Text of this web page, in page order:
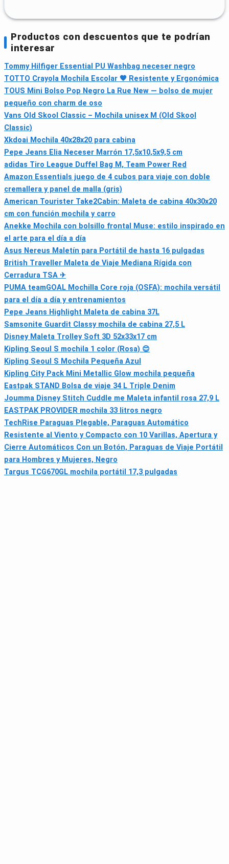
Productos con descuentos que te podrían
interesar
Tommy Hilfiger Essential PU Washbag neceser negro
TOTTO Crayola Mochila Escolar 🧡 Resistente y Ergonómica
TOUS Mini Bolso Pop Negro La Rue New — bolso de mujer
pequeño con charm de oso
Vans Old Skool Classic – Mochila unisex M (Old Skool
Classic)
Xkdoai Mochila 40x28x20 para cabina
Pepe Jeans Elia Neceser Marrón 17,5x10,5x9,5 cm
adidas Tiro League Duffel Bag M, Team Power Red
Amazon Essentials juego de 4 cubos para viaje con doble
cremallera y panel de malla (gris)
American Tourister Take2Cabin: Maleta de cabina 40x30x20
cm con función mochila y carro
Anekke Mochila con bolsillo frontal Muse: estilo inspirado en
el arte para el día a día
Asus Nereus Maletín para Portátil de hasta 16 pulgadas
British Traveller Maleta de Viaje Mediana Rígida con
Cerradura TSA ✈
PUMA teamGOAL Mochilla Core roja (OSFA): mochila versátil
para el día a día y entrenamientos
Pepe Jeans Highlight Maleta de cabina 37L
Samsonite Guardit Classy mochila de cabina 27,5 L
Disney Maleta Trolley Soft 3D 52x33x17 cm
Kipling Seoul S mochila 1 color (Rosa) 😊
Kipling Seoul S Mochila Pequeña Azul
Kipling City Pack Mini Metallic Glow mochila pequeña
Eastpak STAND Bolsa de viaje 34 L Triple Denim
Joumma Disney Stitch Cuddle me Maleta infantil rosa 27,9 L
EASTPAK PROVIDER mochila 33 litros negro
TechRise Paraguas Plegable, Paraguas Automático
Resistente al Viento y Compacto con 10 Varillas, Apertura y
Cierre Automáticos Con un Botón, Paraguas de Viaje Portátil
para Hombres y Mujeres, Negro
Targus TCG670GL mochila portátil 17,3 pulgadas